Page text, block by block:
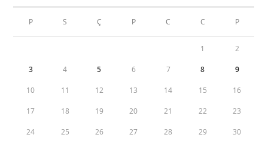
P S Ç P C C P
1 2
3 4 5 6 7 8 9
10 11 12 13 14 15 16
17 18 19 20 21 22 23
24 25 26 27 28 29 30